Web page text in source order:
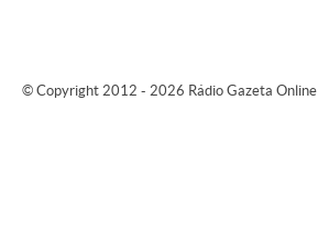
© Copyright 2012 - 2026 Rádio Gazeta Online